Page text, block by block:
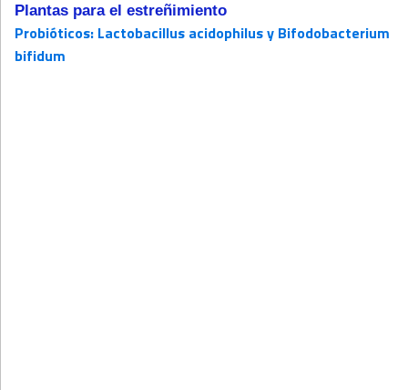
Plantas para el estreñimiento
Probióticos: Lactobacillus acidophilus y Bifodobacterium
bifidum